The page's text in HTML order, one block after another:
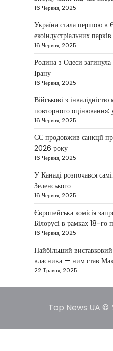
НОВИНИ
України
Близький
Taisiya
Президент
повідомив,
міжнародних
на…
НОВИНИ
Конфлікт
Загострення
суттєво
туристичну
5
США не
удару по
У США не
принесуть
16 Червня, 2025
Україна стала першою в
екоіндустріальних парків
16 Червня, 2025
Родина з Одеси загинула
Ірану
16 Червня, 2025
Військові з
повторного оцінювання:
16 Червня, 2025
ЄС продовжив санкції
2026 року
16 Червня, 2025
У Канаді розпочався
Зеленського
16 Червня, 2025
Європейська комісія
Білорусі в рамках 18-го
16 Червня, 2025
Найбільший
власника — ним став
22 Травня, 2025
Top News UA ©